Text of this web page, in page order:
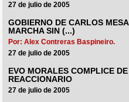
27 de julio de 2005
GOBIERNO DE CARLOS
MARCHA SIN (...)
Por: Alex Contreras Baspineiro.
27 de julio de 2005
EVO MORALES COMPLICE
REACCIONARIO
27 de julio de 2005